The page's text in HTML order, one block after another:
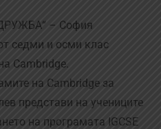
– София
седми и осми клас
Cambridge.
на Cambridge за
представи на учениците
на програмата IGCSE